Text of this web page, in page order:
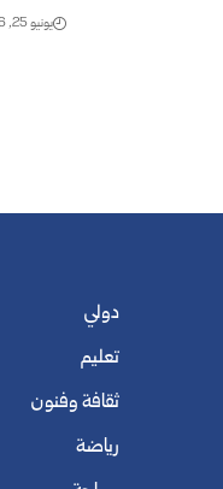
يونيو 25, 2026
دولي
تعليم
ثقافة وفنون
رياضة